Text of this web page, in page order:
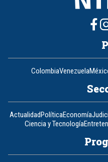
ColombiaVenezuela
ActualidadPolíticaEconomía
Ciencia y Tecnología